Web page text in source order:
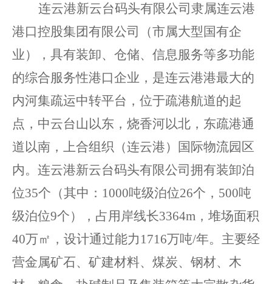
连云港新云台码头有限公司隶属连云港
港口控股集团有限公司（市属大型国有企
业），具有装卸、仓储、信息服务等多功能
的综合服务性港口企业，是连云港港最大的
内河集疏运中转平台，位于疏港航道的起
点，中云台山以东，烧香河以北，东疏港通
道以南，上合组织（连云港）国际物流园区
内。连云港新云台码头有限公司拥有装卸泊
位35个（其中：1000吨级泊位26个，500吨
级泊位9个），占用岸线长3364m，堆场面积
40万㎡，设计通过能力1716万吨/年。主要经
营金属矿石、矿建材料、煤炭、钢材、木